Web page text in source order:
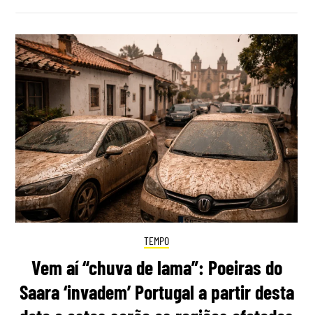
TEMPO
Vem aí “chuva de lama”: Poeiras do
Saara ‘invadem’ Portugal a partir desta